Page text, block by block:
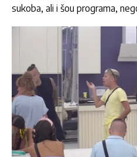
sukoba, ali i šou programa,